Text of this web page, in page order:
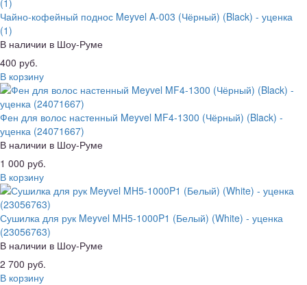
Чайно-кофейный поднос Meyvel A-003 (Чёрный) (Black) - уценка
(1)
В наличии в Шоу-Руме
400 руб.
В корзину
Фен для волос настенный Meyvel MF4-1300 (Чёрный) (Black) -
уценка (24071667)
В наличии в Шоу-Руме
1 000 руб.
В корзину
Сушилка для рук Meyvel MH5-1000P1 (Белый) (White) - уценка
(23056763)
В наличии в Шоу-Руме
2 700 руб.
В корзину